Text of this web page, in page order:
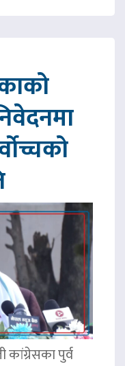
कांग्रेसका पुर्व